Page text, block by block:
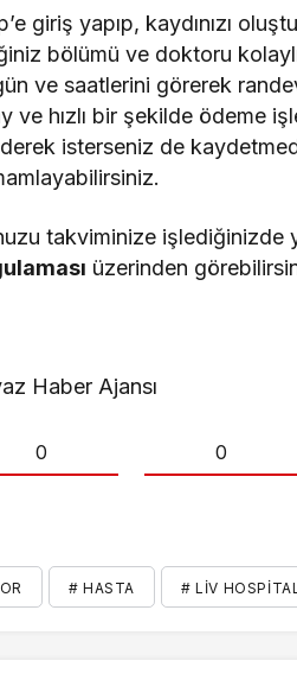
giriş yapıp, kaydınızı
bölümü ve doktoru
ve saatlerini görerek
ve hızlı bir şekilde ödeme
isterseniz de
takviminize işlediğinizde
üzerinden
Haber Ajansı
0 0
# HASTA # LIV HOSPITAL